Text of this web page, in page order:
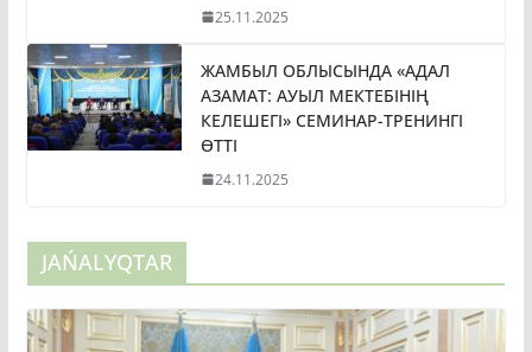
25.11.2025
ЖАМБЫЛ ОБЛЫСЫНДА «АДАЛ
АЗАМАТ: АУЫЛ МЕКТЕБІНІҢ
КЕЛЕШЕГІ» СЕМИНАР-ТРЕНИНГІ
ӨТТІ
24.11.2025
JAŃALYQTAR